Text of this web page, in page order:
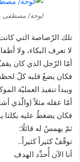
ا
إ
ك
ت
ر
و
ن
ي
لوحة/ مصطفى
تلك الرّصاصة التي
لا تعرف البكاء، ولا
أمّا الرّجل الذي كان
فكان يضعُ قلبه كلّ
ويبدأ تنفيذ العمليّة
أمّا عقله مثلاً (والّذي
فكان يضغطُ عليه بكلتا
ثمّ يهمسُ له قائلًا:
توقّفْ كثيراً كثيراً..
أنا الآن أُحدِّد الهدف